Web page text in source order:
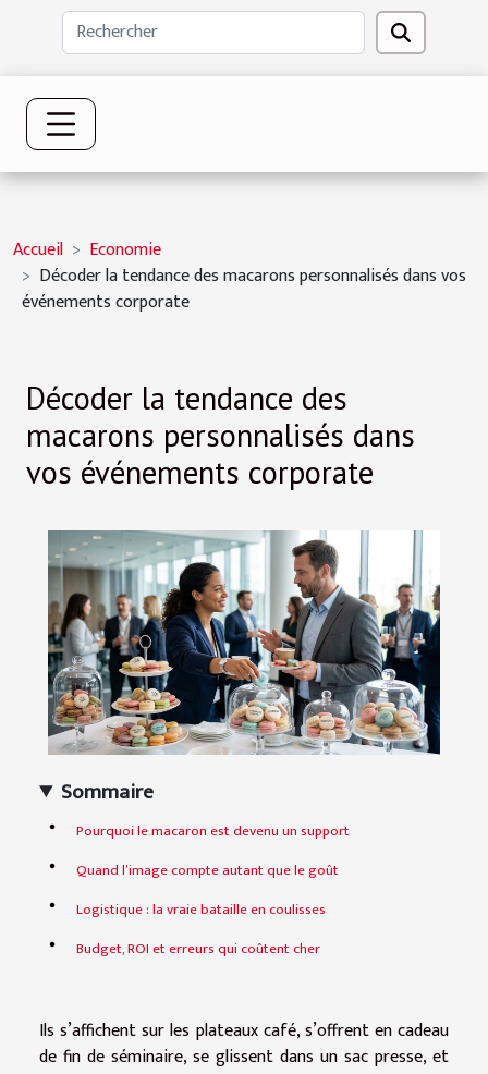
Accueil
Economie
Décoder la tendance des macarons personnalisés dans vos
événements corporate
Décoder la tendance des
macarons personnalisés dans
vos événements corporate
Sommaire
Pourquoi le macaron est devenu un support
Quand l’image compte autant que le goût
Logistique : la vraie bataille en coulisses
Budget, ROI et erreurs qui coûtent cher
Ils s’affichent sur les plateaux café, s’offrent en cadeau
de fin de séminaire, se glissent dans un sac presse, et